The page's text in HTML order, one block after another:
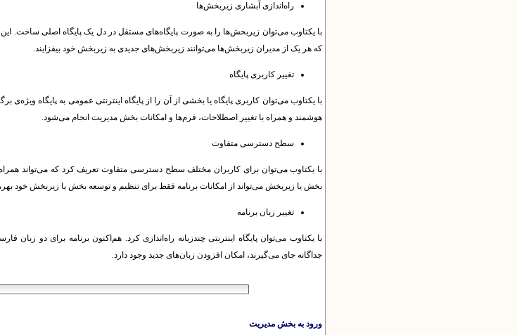
راه‌اندازی آبشاری زیربخش‌ها
با یکتاوب می‌توان زیربخش‌ها را به صورت پایگاه‌های مستقل در دل یک پایگاه اصلی ساخت. این
که هر یک از مدیران زیربخش‌ها می‌توانند زیربخش‌های جدیدی به زیربخش خود بیفزایند.
تغییر کاربری پایگاه
با یکتاوب می‌توان کاربری پایگاه یا بخشی از آن را از پایگاه اینترنتی عمومی به پایگاه ویژه‌ی
هوشمند و همراه با تغییر اصطلاحات، فرم‌ها و امکانات بخش مدیریت انجام می‌شود.
سطح دسترسی متفاوت
با یکتاوب می‌توان برای کاربران مختلف سطح دسترسی متفاوت تعریف کرد که می‌تواند همراه
بخش‌ یا زیربخش‌ می‌تواند از امکانات برنامه فقط برای تنظیم و توسعه بخش یا زیربخش خود
تغییر زبان برنامه
با یکتاوب می‌توان پایگاه اینترنتی چندزبانه راه‌اندازی کرد. هم‌اکنون برنامه برای دو
جداگانه جای می‌گیرند، امکان افزودن زبان‌های جدید وجود دارد.
ورود به بخش مدیریت